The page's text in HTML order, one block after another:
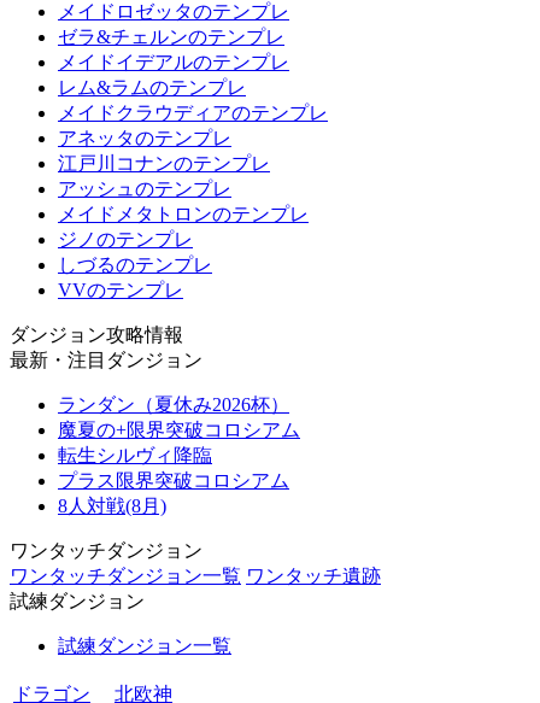
メイドロゼッタのテンプレ
ゼラ&チェルンのテンプレ
メイドイデアルのテンプレ
レム&ラムのテンプレ
メイドクラウディアのテンプレ
アネッタのテンプレ
江戸川コナンのテンプレ
アッシュのテンプレ
メイドメタトロンのテンプレ
ジノのテンプレ
しづるのテンプレ
VVのテンプレ
ダンジョン攻略情報
最新・注目ダンジョン
ランダン（夏休み2026杯）
魔夏の+限界突破コロシアム
転生シルヴィ降臨
プラス限界突破コロシアム
8人対戦(8月)
ワンタッチダンジョン
ワンタッチダンジョン一覧 ワンタッチ遺跡
試練ダンジョン
試練ダンジョン一覧
ドラゴン 北欧神